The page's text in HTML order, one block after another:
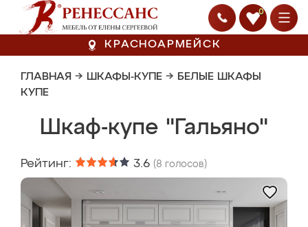
0
КРАСНОАРМЕЙСК
ГЛАВНАЯ → ШКАФЫ-КУПЕ → БЕЛЫЕ ШКАФЫ
КУПЕ
Шкаф-купе "Гальяно"
Рейтинг: 3.6 (8 голосов)